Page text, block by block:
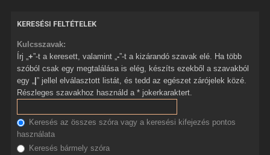
KERESÉSI FELTÉTELEK
Kulcsszavak:
Írj „ +”-t a keresett, valamint „ -”-t a kizárandó szavak elé. Ha több
szóból csak egy megtalálása is elég, készíts ezekből a szavakból
egy „ |” jellel elválasztott listát, és tedd az egészet zárójelek közé.
Részleges szavakhoz használd a * jokerkaraktert.
Keresés az összes szóra vagy a keresési kifejezés pontos
használata
Keresés bármely szóra